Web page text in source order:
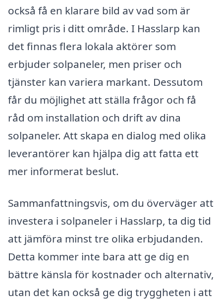
också få en klarare bild av vad som är
rimligt pris i ditt område. I Hasslarp kan
det finnas flera lokala aktörer som
erbjuder solpaneler, men priser och
tjänster kan variera markant. Dessutom
får du möjlighet att ställa frågor och få
råd om installation och drift av dina
solpaneler. Att skapa en dialog med olika
leverantörer kan hjälpa dig att fatta ett
mer informerat beslut.
Sammanfattningsvis, om du överväger att
investera i solpaneler i Hasslarp, ta dig tid
att jämföra minst tre olika erbjudanden.
Detta kommer inte bara att ge dig en
bättre känsla för kostnader och alternativ,
utan det kan också ge dig tryggheten i att